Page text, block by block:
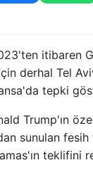
itibaren
derhal Tel
tepki
Trump'ın
sunulan
teklifini